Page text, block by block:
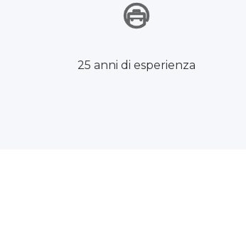
25 anni di esperienza